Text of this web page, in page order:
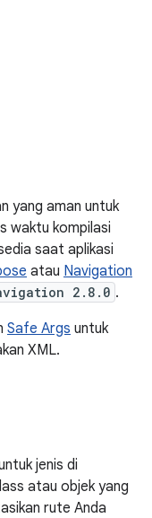
yang aman untuk
waktu kompilasi
saat aplikasi
atau Navigation
2.8.0 .
Safe Args untuk
XML.
jenis di
atau objek yang
rute Anda